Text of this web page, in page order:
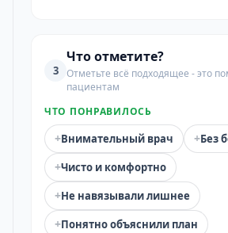
3
Что отметите?
Отметьте всё подходящее - это
пациентам
ЧТО ПОНРАВИЛОСЬ
+Внимательный врач +Без
+Чисто и комфортно
+Не навязывали лишнее
+Понятно объяснили план